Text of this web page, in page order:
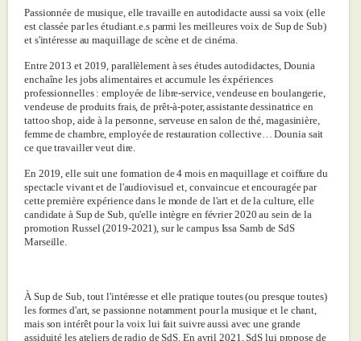
Passionnée de musique, elle travaille en autodidacte aussi sa voix (elle
est classée par les étudiant.e.s parmi les meilleures voix de Sup de Sub)
et s'intéresse au maquillage de scène et de cinéma.
Entre 2013 et 2019, parallèlement à ses études autodidactes, Dounia
enchaîne les jobs alimentaires et accumule les éxpériences
professionnelles : employée de libre-service, vendeuse en boulangerie,
vendeuse de produits frais, de prêt-à-poter, assistante dessinatrice en
tattoo shop, aide à la personne, serveuse en salon de thé, magasinière,
femme de chambre, employée de restauration collective… Dounia sait
ce que travailler veut dire.
En 2019, elle suit une formation de 4 mois en maquillage et coiffure du
spectacle vivant et de l'audiovisuel et, convaincue et encouragée par
cette première expérience dans le monde de l'art et de la culture, elle
candidate à Sup de Sub, qu'elle intègre en février 2020 au sein de la
promotion Russel (2019-2021), sur le campus Issa Samb de SdS
Marseille.
À Sup de Sub, tout l'intéresse et elle pratique toutes (ou presque toutes)
les formes d'art, se passionne notamment pour la musique et le chant,
mais son intérêt pour la voix lui fait suivre aussi avec une grande
assiduité les ateliers de radio de SdS. En avril 2021, SdS lui propose de